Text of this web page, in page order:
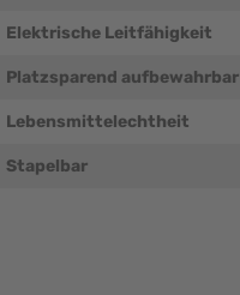
Elektrische Leitfähigkeit
Platzsparend aufbewahrbar
Lebensmittelechtheit
Stapelbar